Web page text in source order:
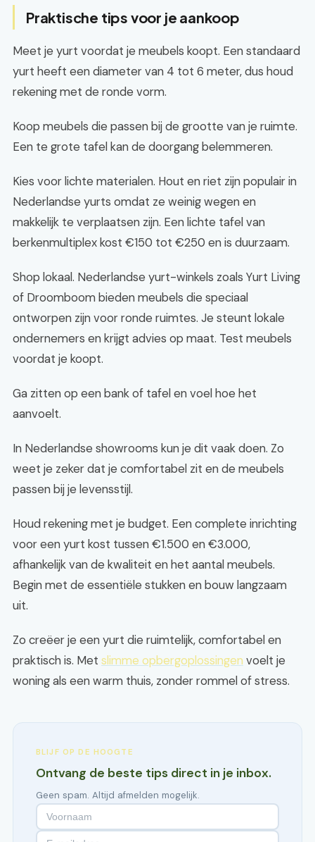
Praktische tips voor je aankoop
Meet je yurt voordat je meubels koopt. Een standaard
yurt heeft een diameter van 4 tot 6 meter, dus houd
rekening met de ronde vorm.
Koop meubels die passen bij de grootte van je ruimte.
Een te grote tafel kan de doorgang belemmeren.
Kies voor lichte materialen. Hout en riet zijn populair in
Nederlandse yurts omdat ze weinig wegen en
makkelijk te verplaatsen zijn. Een lichte tafel van
berkenmultiplex kost €150 tot €250 en is duurzaam.
Shop lokaal. Nederlandse yurt-winkels zoals Yurt Living
of Droomboom bieden meubels die speciaal
ontworpen zijn voor ronde ruimtes. Je steunt lokale
ondernemers en krijgt advies op maat. Test meubels
voordat je koopt.
Ga zitten op een bank of tafel en voel hoe het
aanvoelt.
In Nederlandse showrooms kun je dit vaak doen. Zo
weet je zeker dat je comfortabel zit en de meubels
passen bij je levensstijl.
Houd rekening met je budget. Een complete inrichting
voor een yurt kost tussen €1.500 en €3.000,
afhankelijk van de kwaliteit en het aantal meubels.
Begin met de essentiële stukken en bouw langzaam
uit.
Zo creëer je een yurt die ruimtelijk, comfortabel en
praktisch is. Met slimme opbergoplossingen voelt je
woning als een warm thuis, zonder rommel of stress.
BLIJF OP DE HOOGTE
Ontvang de beste tips direct in je inbox.
Geen spam. Altijd afmelden mogelijk.